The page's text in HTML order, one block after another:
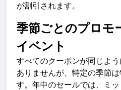
が割引されます。
季節ごとのプロモ
イベント
すべてのクーポンが同じよ
ありませんが、特定の季節
す。年中のセールでは、ミ